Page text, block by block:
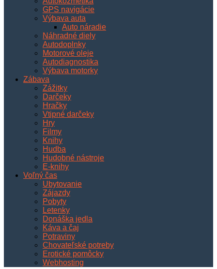
GPS navigácie
Výbava auta
Auto náradie
Náhradné diely
Autodoplnky
Motorové oleje
Autodiagnostika
Výbava motorky
Zábava
Zážitky
Darčeky
Hračky
Vtipné darčeky
Hry
Filmy
Knihy
Hudba
Hudobné nástroje
E-knihy
Voľný čas
Ubytovanie
Zájazdy
Pobyty
Letenky
Donáška jedla
Káva a čaj
Potraviny
Chovateľské potreby
Erotické pomôcky
Webhosting